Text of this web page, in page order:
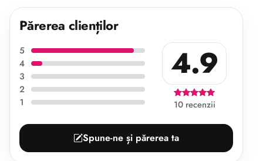
Părerea clienților
5
4
3
2
1
4.9
10 recenzii
Spune-ne și părerea ta